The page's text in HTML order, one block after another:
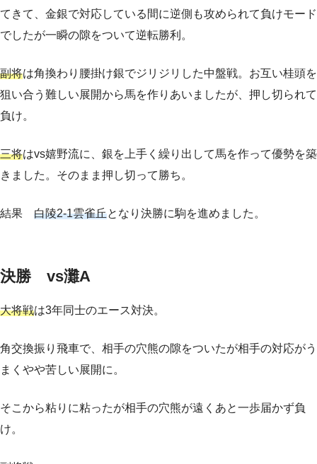
てきて、金銀で対応している間に逆側も攻められて負けモード
でしたが一瞬の隙をついて逆転勝利。
副将は角換わり腰掛け銀でジリジリした中盤戦。お互い桂頭を
狙い合う難しい展開から馬を作りあいましたが、押し切られて
負け。
三将はvs嬉野流に、銀を上手く繰り出して馬を作って優勢を築
きました。そのまま押し切って勝ち。
結果 白陵2-1雲雀丘となり決勝に駒を進めました。
決勝 vs灘A
大将戦は3年同士のエース対決。
角交換振り飛車で、相手の穴熊の隙をついたが相手の対応がう
まくやや苦しい展開に。
そこから粘りに粘ったが相手の穴熊が遠くあと一歩届かず負
け。